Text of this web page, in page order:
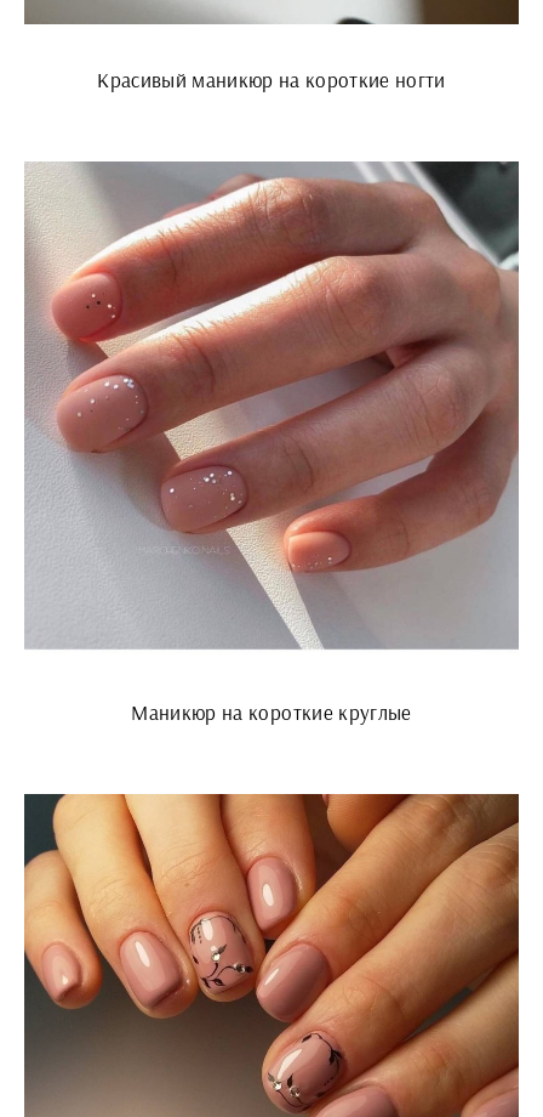
Красивый маникюр на короткие ногти
Маникюр на короткие круглые